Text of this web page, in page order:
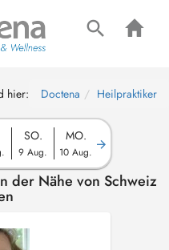
hier: Doctena Heilpraktiker
SO.
9 Aug.
MO.
10 Aug.
der Nähe von Schweiz